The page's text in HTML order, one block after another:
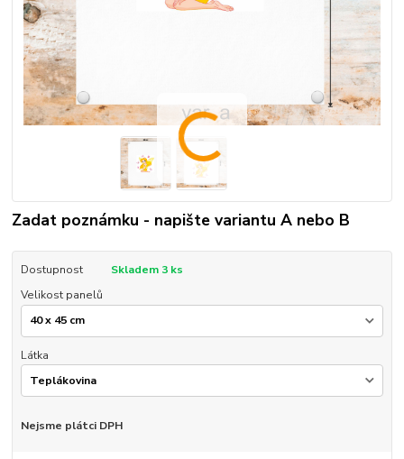
Zadat poznámku - napište variantu A nebo B
Dostupnost
Skladem 3 ks
Velikost panelů
Látka
Nejsme plátci DPH